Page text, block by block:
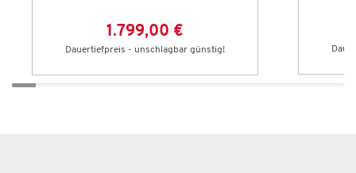
1.799,00 €
Dauertiefpreis - unschlagbar günstig!